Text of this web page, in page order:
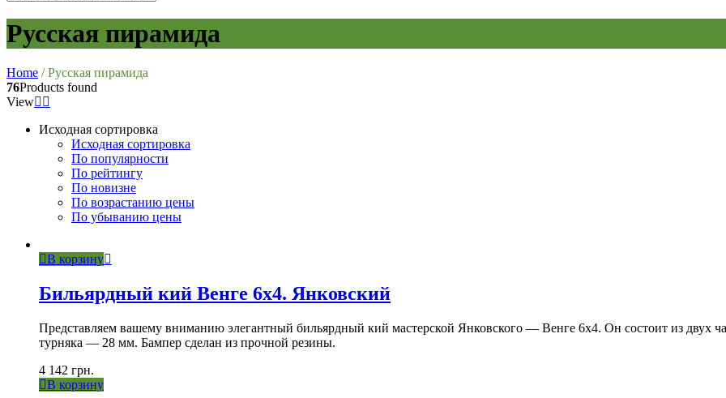
Русская пирамида
Home / Русская пирамида
76Products found
View
Исходная сортировка
Исходная сортировка
По популярности
По рейтингу
По новизне
По возрастанию цены
По убыванию цены
В корзину
Бильярдный кий Венге 6х4. Янковский
Представляем вашему вниманию элегантный бильярдный кий мастерской Янковского — Венге 6х4. Он состоит из двух
турняка — 28 мм. Бампер сделан из прочной резины.
4 142 грн.
В корзину